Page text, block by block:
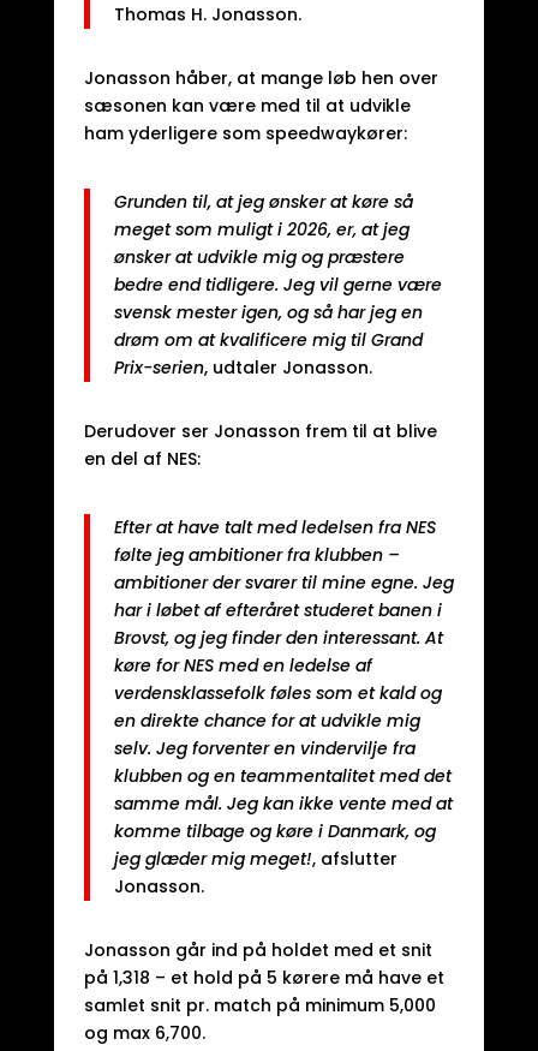
Thomas H. Jonasson.
Jonasson håber, at mange løb hen over
sæsonen kan være med til at udvikle
ham yderligere som speedwaykører:
Grunden til, at jeg ønsker at køre så
meget som muligt i 2026, er, at jeg
ønsker at udvikle mig og præstere
bedre end tidligere. Jeg vil gerne være
svensk mester igen, og så har jeg en
drøm om at kvalificere mig til Grand
Prix-serien, udtaler Jonasson.
Derudover ser Jonasson frem til at blive
en del af NES:
Efter at have talt med ledelsen fra NES
følte jeg ambitioner fra klubben –
ambitioner der svarer til mine egne. Jeg
har i løbet af efteråret studeret banen i
Brovst, og jeg finder den interessant. At
køre for NES med en ledelse af
verdensklassefolk føles som et kald og
en direkte chance for at udvikle mig
selv. Jeg forventer en vindervilje fra
klubben og en teammentalitet med det
samme mål. Jeg kan ikke vente med at
komme tilbage og køre i Danmark, og
jeg glæder mig meget!, afslutter
Jonasson.
Jonasson går ind på holdet med et snit
på 1,318 – et hold på 5 kørere må have et
samlet snit pr. match på minimum 5,000
og max 6,700.